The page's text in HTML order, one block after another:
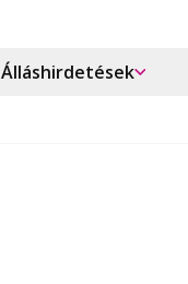
Álláshirdetések